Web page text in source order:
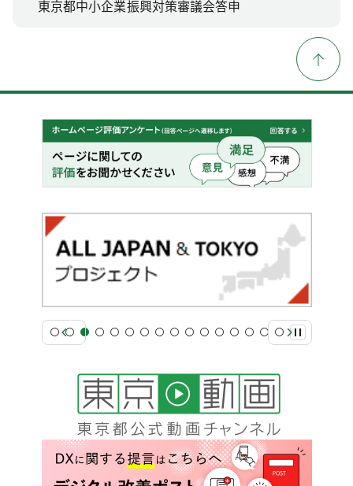
東京都中小企業振興対策審議会答申